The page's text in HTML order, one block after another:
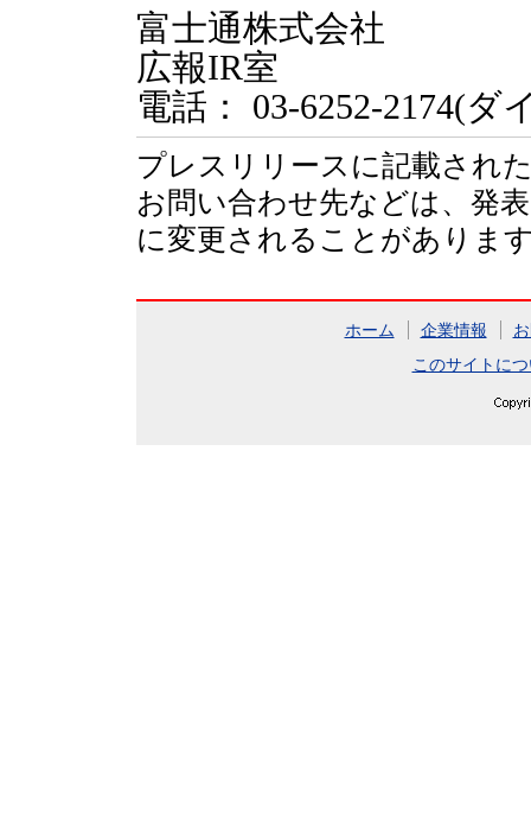
富士通株式会社
広報IR室
電話： 03-6252-2174(ダ
プレスリリースに記載され
お問い合わせ先などは、発
に変更されることがありま
ホーム 企業情報
このサイトに